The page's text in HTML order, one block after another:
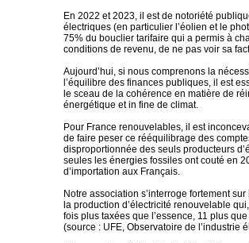
En 2022 et 2023, il est de notoriété
électriques (en particulier l’éolien et le
75% du bouclier tarifaire qui a permis à
conditions de revenu, de ne pas voir sa
Aujourd’hui, si nous comprenons la
l’équilibre des finances publiques, il est
le sceau de la cohérence en matière de
énergétique et in fine de climat.
Pour France renouvelables, il est
de faire peser ce rééquilibrage des
disproportionnée des seuls producteurs
seules les énergies fossiles ont couté en
d’importation aux Français.
Notre association s’interroge fortement
la production d’électricité renouvelable
fois plus taxées que l’essence, 11 plus
(source : UFE, Observatoire de l’industrie